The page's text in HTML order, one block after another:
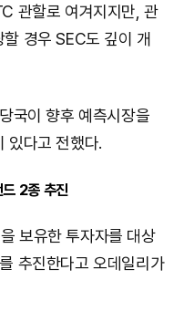
관할로 여겨지지만, 관
경우 SEC도 깊이 개
국이 향후 예측시장을
있다고 전했다.
2종 추진
보유한 투자자를 대상
추진한다고 오데일리가